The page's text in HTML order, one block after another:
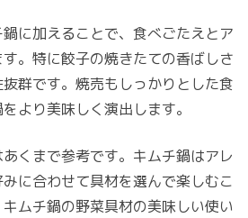
に加えることで、食べごたえとア
。特に餃子の焼きたての香ばしさ
群です。焼売もしっかりとした食
より美味しく演出します。
くまで参考です。キムチ鍋はアレ
に合わせて具材を選んで楽しむこ
ムチ鍋の野菜具材の美味しい使い